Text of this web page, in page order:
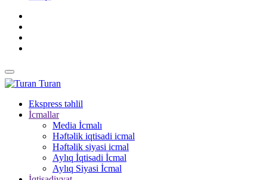
Turan
Ekspress təhlil
İcmallar
Media İcmalı
Həftəlik iqtisadi icmal
Həftəlik siyasi icmal
Aylıq İqtisadi İcmal
Aylıq Siyasi İcmal